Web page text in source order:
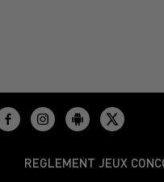
REGLEMENT JEUX